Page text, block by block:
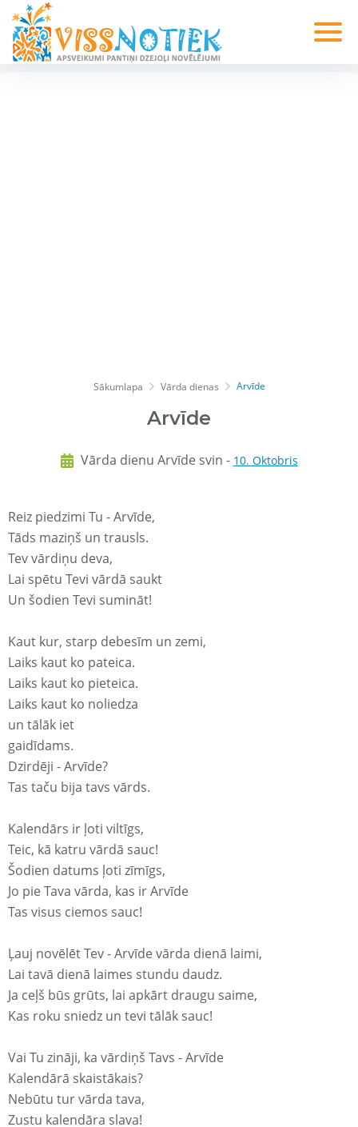
Sākumlapa Vārda dienas Arvīde
Arvīde
Vārda dienu Arvīde svin - 10. Oktobris
Reiz piedzimi Tu - Arvīde,
Tāds maziņš un trausls.
Tev vārdiņu deva,
Lai spētu Tevi vārdā saukt
Un šodien Tevi sumināt!
Kaut kur, starp debesīm un zemi,
Laiks kaut ko pateica.
Laiks kaut ko pieteica.
Laiks kaut ko noliedza
un tālāk iet
gaidīdams.
Dzirdēji - Arvīde?
Tas taču bija tavs vārds.
Kalendārs ir ļoti viltīgs,
Teic, kā katru vārdā sauc!
Šodien datums ļoti zīmīgs,
Jo pie Tava vārda, kas ir Arvīde
Tas visus ciemos sauc!
Ļauj novēlēt Tev - Arvīde vārda dienā laimi,
Lai tavā dienā laimes stundu daudz.
Ja ceļš būs grūts, lai apkārt draugu saime,
Kas roku sniedz un tevi tālāk sauc!
Vai Tu zināji, ka vārdiņš Tavs - Arvīde
Kalendārā skaistākais?
Nebūtu tur vārda tava,
Zustu kalendāra slava!